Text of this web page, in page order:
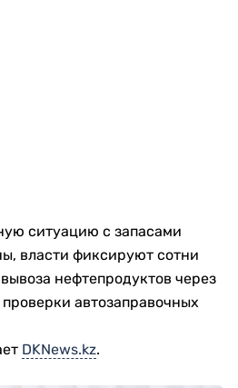
ситуацию с запасами
власти фиксируют сотни
нефтепродуктов через
автозаправочных
DKNews.kz.